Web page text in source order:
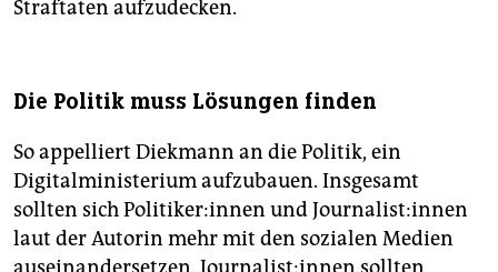
Straftaten aufzudecken.
Die Politik muss Lösungen finden
So appelliert Diekmann an die Politik, ein
Digitalministerium aufzubauen. Insgesamt
sollten sich Po­li­ti­ke­r:in­nen und Jour­na­lis­t:in­nen
laut der Autorin mehr mit den sozialen Medien